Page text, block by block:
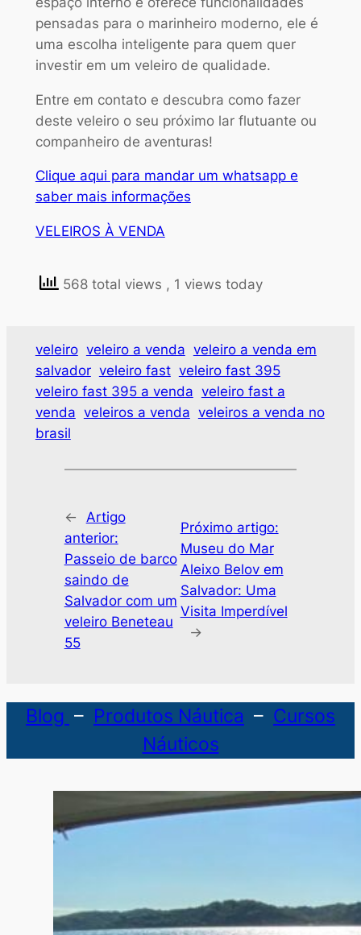
pensadas para o marinheiro moderno, ele é
uma escolha inteligente para quem quer
investir em um veleiro de qualidade.
Entre em contato e descubra como fazer
deste veleiro o seu próximo lar flutuante ou
companheiro de aventuras!
Clique aqui para mandar um whatsapp e
saber mais informações
VELEIROS À VENDA
568 total views , 1 views today
veleiro veleiro a venda veleiro a venda em
salvador veleiro fast veleiro fast 395
veleiro fast 395 a venda veleiro fast a
venda veleiros a venda veleiros a venda no
brasil
←
Artigo
anterior:
Passeio de barco
saindo de
Salvador com um
veleiro Beneteau
55
Próximo artigo:
Museu do Mar
Aleixo Belov em
Salvador: Uma
Visita Imperdível
→
Blog – Produtos Náutica – Cursos
Náuticos